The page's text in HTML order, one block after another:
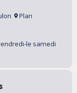
Plan
le samedi